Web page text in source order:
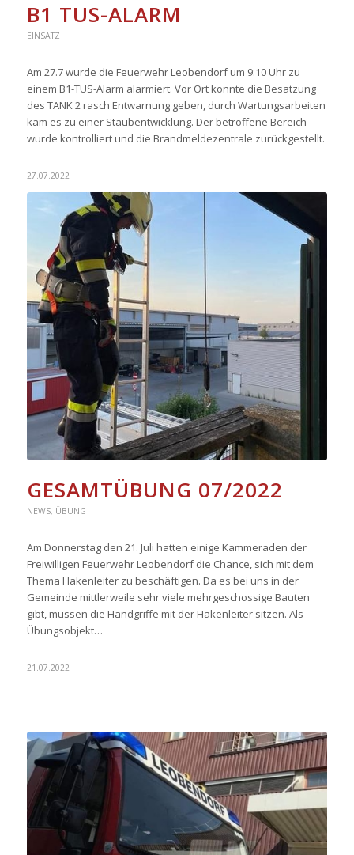
B1 TUS-ALARM
EINSATZ
Am 27.7 wurde die Feuerwehr Leobendorf um 9:10 Uhr zu
einem B1-TUS-Alarm alarmiert. Vor Ort konnte die Besatzung
des TANK 2 rasch Entwarnung geben, durch Wartungsarbeiten
kam es zu einer Staubentwicklung. Der betroffene Bereich
wurde kontrolliert und die Brandmeldezentrale zurückgestellt.
27.07.2022
GESAMTÜBUNG 07/2022
NEWS, ÜBUNG
Am Donnerstag den 21. Juli hatten einige Kammeraden der
Freiwilligen Feuerwehr Leobendorf die Chance, sich mit dem
Thema Hakenleiter zu beschäftigen. Da es bei uns in der
Gemeinde mittlerweile sehr viele mehrgeschossige Bauten
gibt, müssen die Handgriffe mit der Hakenleiter sitzen. Als
Übungsobjekt…
21.07.2022